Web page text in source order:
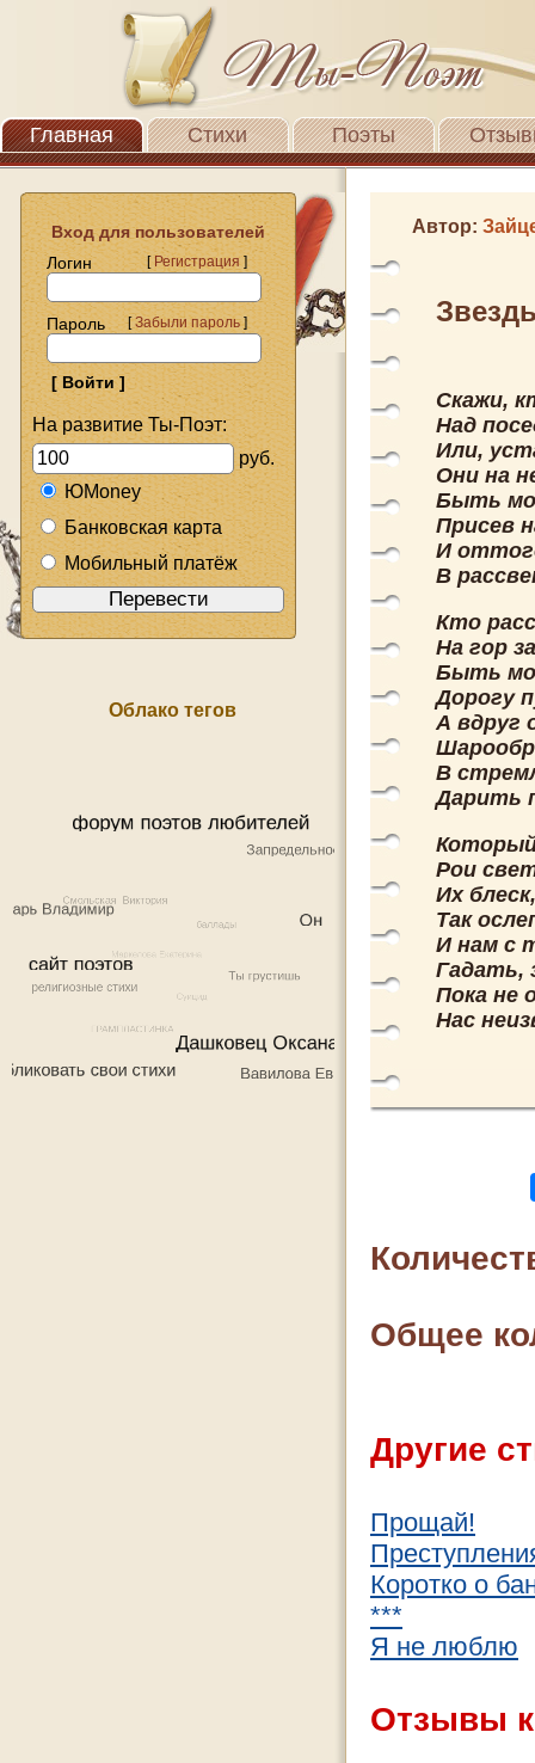
Главная Стихи Поэты
Вход для пользователей
Логин
[Регистрация]
Пароль [Забыли пароль]
На развитие Ты-Поэт:
руб.
ЮMoney
Банковская карта
Мобильный платёж
Облако тегов
Автор:
Скажи,
Над
Или,
Они на
Быть
Присев
И
В
Кто
На гор
Быть
Дорогу
А вдруг
В
Дарить
Рои
Их
Так
И нам с
Гадать,
Пока не
Нас
Общее
Другие
Прощай!
Коротко о
***
Я не люблю
Отзывы